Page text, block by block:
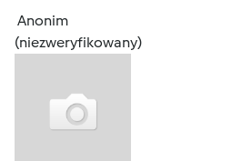
Anonim
(niezweryfikowany)